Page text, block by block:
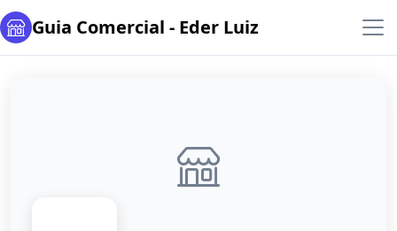
Guia Comercial - Eder Luiz